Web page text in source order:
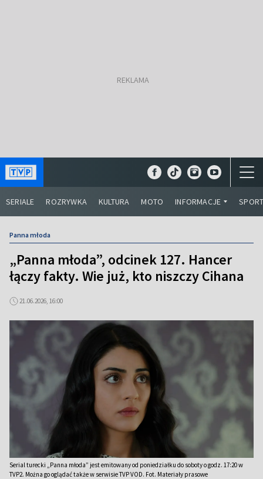
SERIALE ROZRYWKA KULTURA MOTO INFORMACJE
Panna młoda
„Panna młoda”, odcinek 127. Hancer
łączy fakty. Wie już, kto niszczy Cihana
21.06.2026, 16:00
Serial turecki „Panna młoda” jest emitowany od poniedziałku do soboty o godz. 17:20 w
TVP2. Można go oglądać także w serwisie TVP VOD. Fot. Materiały prasowe